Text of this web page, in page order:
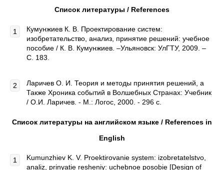
Список литературы / References
Кумунжиев К. В. Проектирование систем:
изобретательство, анализ, принятие решений: учебное
пособие / К. В. Кумунжиев. –Ульяновск: УлГТУ, 2009. –
С. 183.
Ларичев О. И. Теория и методы принятия решений, а
Также Хроника событий в Волшебных Странах: Учебник
/ О.И. Ларичев. - М.: Логос, 2000. - 296 с.
Список литературы на английском языке / References in
English
Kumunzhiev K. V. Proektirovanie system: izobretatelstvo,
analiz, prinyatie resheniy: uchebnoe posobie [Design of